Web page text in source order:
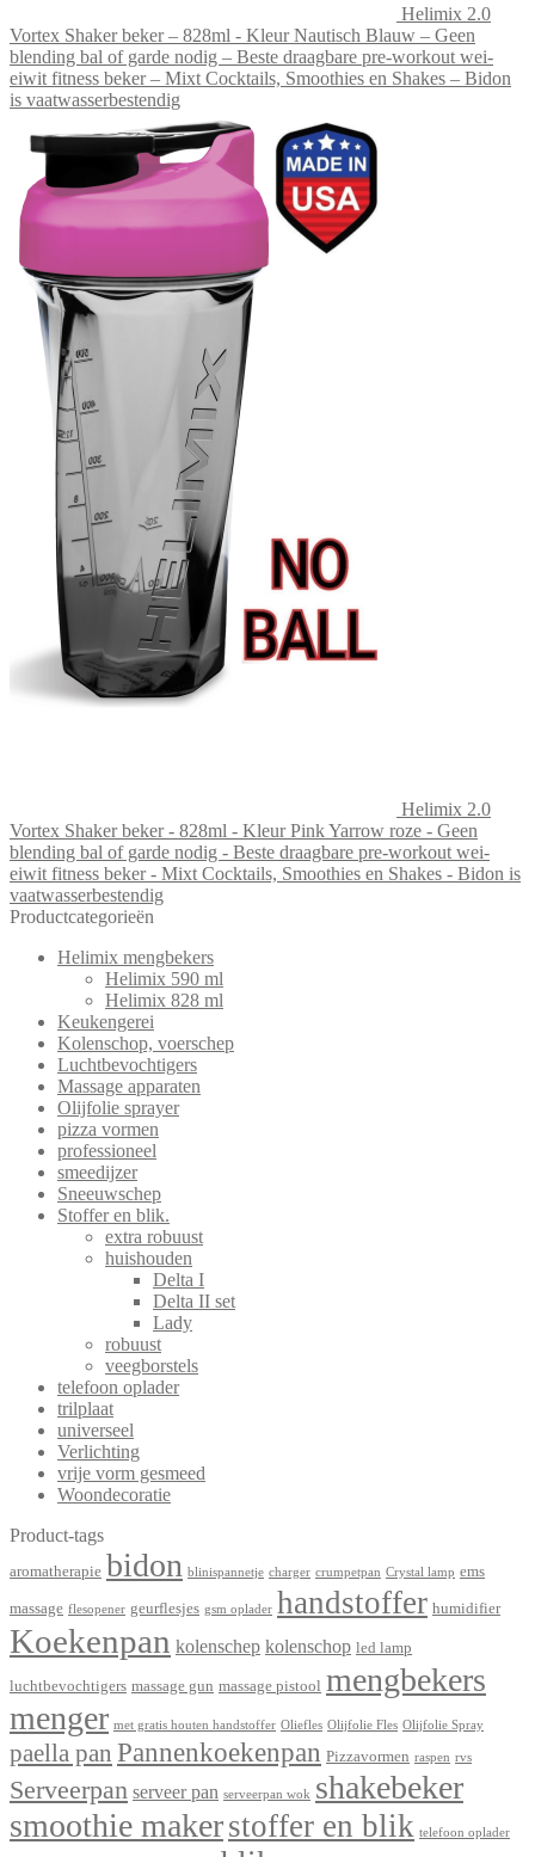
Helimix 2.0
Vortex Shaker beker – 828ml - Kleur Nautisch Blauw – Geen
blending bal of garde nodig – Beste draagbare pre-workout wei-
eiwit fitness beker – Mixt Cocktails, Smoothies en Shakes – Bidon
is vaatwasserbestendig
Helimix 2.0
Vortex Shaker beker - 828ml - Kleur Pink Yarrow roze - Geen
blending bal of garde nodig - Beste draagbare pre-workout wei-
eiwit fitness beker - Mixt Cocktails, Smoothies en Shakes - Bidon is
vaatwasserbestendig
Productcategorieën
Helimix mengbekers
Helimix 590 ml
Helimix 828 ml
Keukengerei
Kolenschop, voerschep
Luchtbevochtigers
Massage apparaten
Olijfolie sprayer
pizza vormen
professioneel
smeedijzer
Sneeuwschep
Stoffer en blik.
extra robuust
huishouden
Delta I
Delta II set
Lady
robuust
veegborstels
telefoon oplader
trilplaat
universeel
Verlichting
vrije vorm gesmeed
Woondecoratie
Product-tags
aromatherapie bidon blinispannetje charger crumpetpan Crystal lamp ems
massage flesopener geurflesjes gsm oplader handstoffer humidifier
Koekenpan kolenschep kolenschop led lamp
luchtbevochtigers massage gun massage pistool mengbekers
menger met gratis houten handstoffer Oliefles Olijfolie Fles Olijfolie Spray
paella pan Pannenkoekenpan Pizzavormen raspen rvs
Serveerpan serveer pan serveerpan wok shakebeker
smoothie makerstoffer en blik telefoon oplader